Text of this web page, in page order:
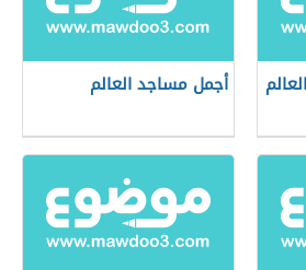
أجمل مساجد العالم